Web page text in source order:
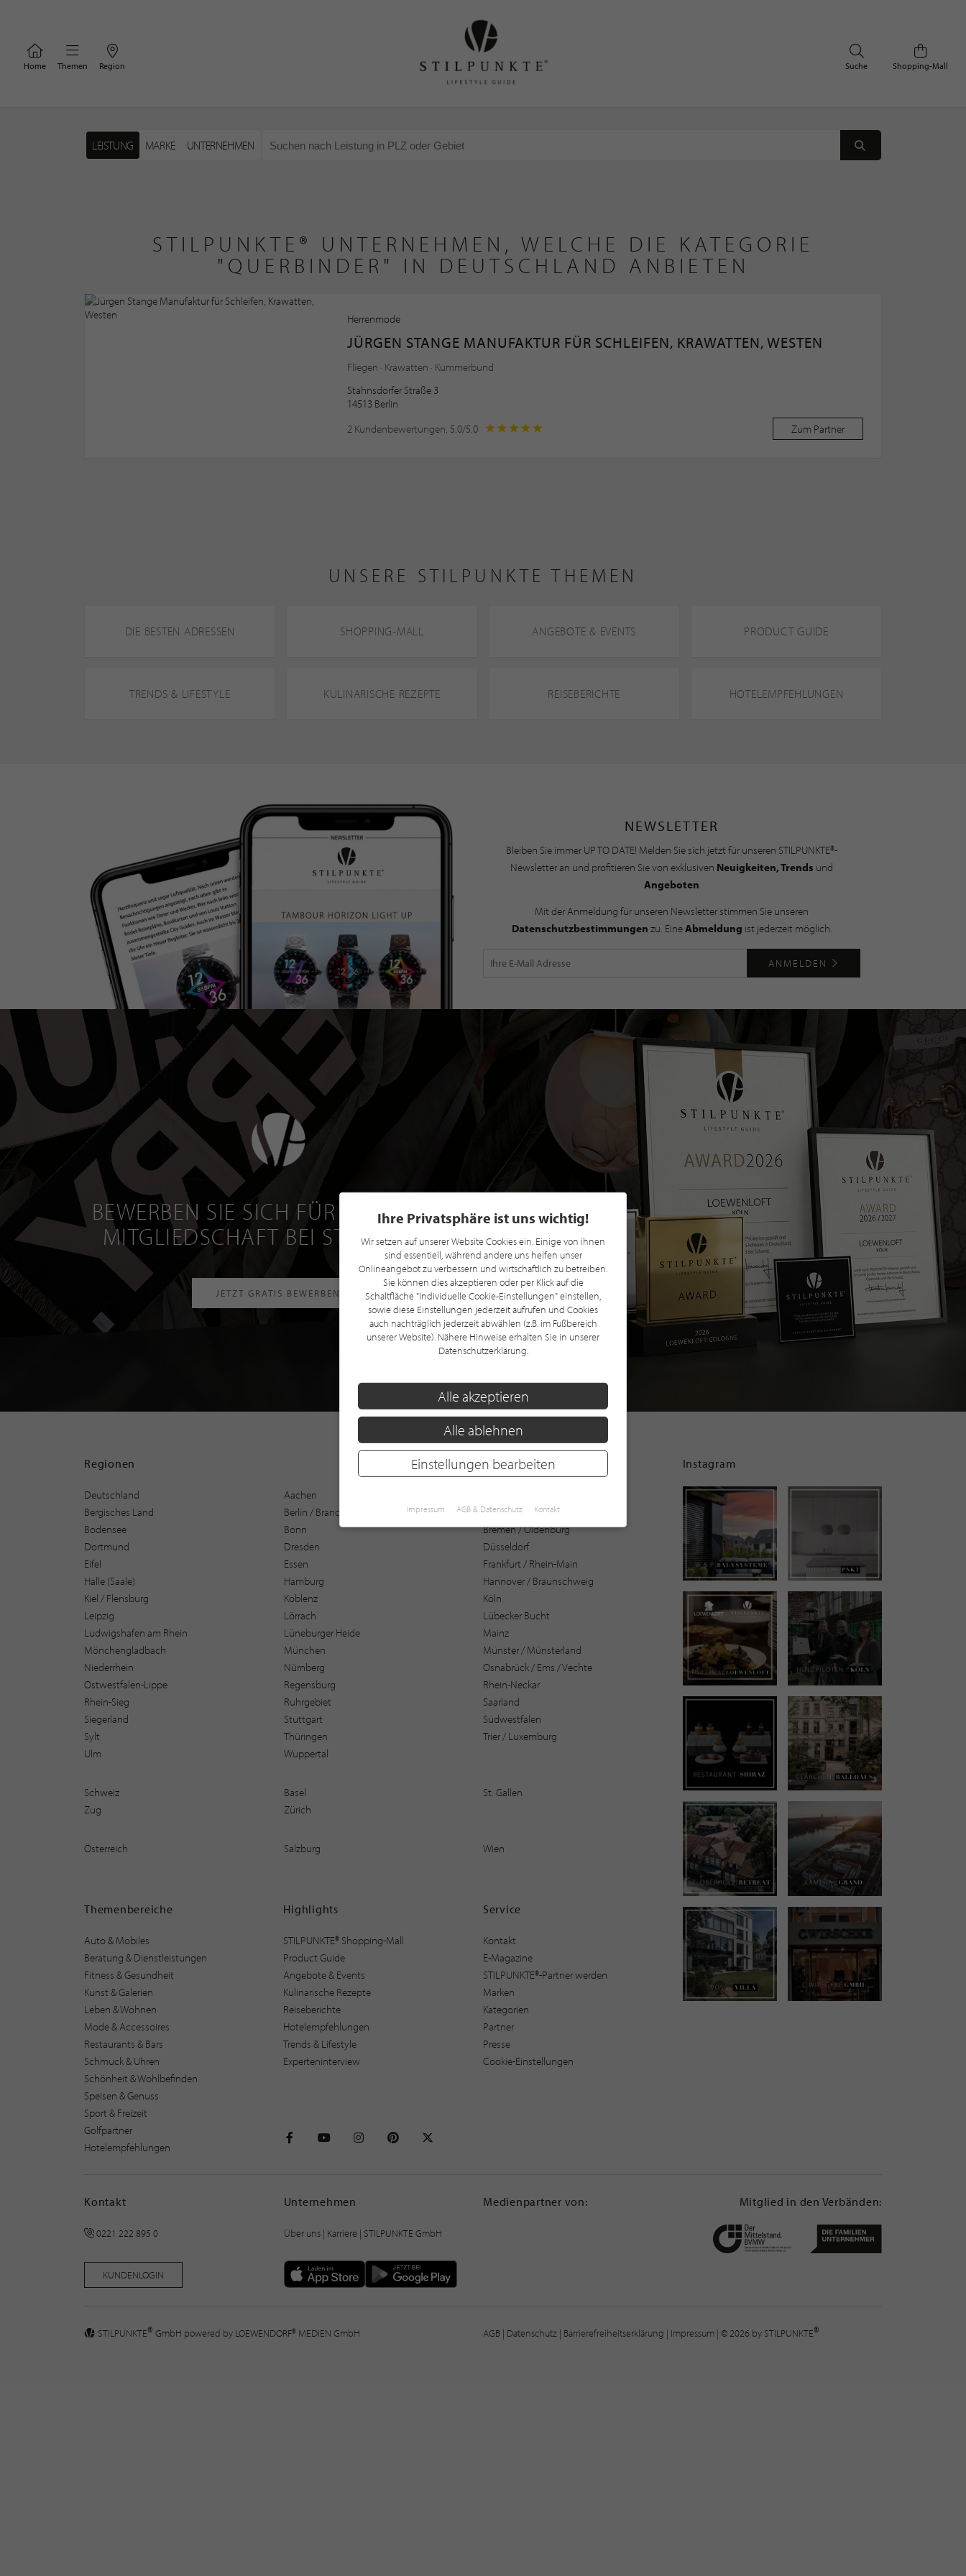
Home Themen Region Shopping-Mall
Suche
LEISTUNG MARKE UNTERNEHMEN
STILPUNKTE® UNTERNEHMEN, WELCHE DIE KATEGORIE
"QUERBINDER" IN DEUTSCHLAND ANBIETEN
Herrenmode
JÜRGEN STANGE MANUFAKTUR FÜR SCHLEIFEN, KRAWATTEN, WESTEN
Fliegen · Krawatten · Kummerbund
Stahnsdorfer Straße 3
14513 Berlin
2 Kundenbewertungen, 5.0/5.0
Zum Partner
UNSERE STILPUNKTE THEMEN
DIE BESTEN ADRESSEN SHOPPING-MALL ANGEBOTE & EVENTS PRODUCT GUIDE
TRENDS & LIFESTYLE KULINARISCHE REZEPTE REISEBERICHTE HOTELEMPFEHLUNGEN
NEWSLETTER
Bleiben Sie immer UP TO DATE! Melden Sie sich jetzt für unseren STILPUNKTE®-
Newsletter an und profitieren Sie von exklusiven Neuigkeiten, Trends und
Angeboten
Mit der Anmeldung für unseren Newsletter stimmen Sie unseren
Datenschutzbestimmungen zu. EineAbmeldung ist jederzeit möglich.
ANMELDEN
BEWERBEN SIE SICH FÜR EINE GRATIS
MITGLIEDSCHAFT BEI STILPUNKTE®
JETZT GRATIS BEWERBEN
Regionen
Deutschland Aachen
Bergisches Land
Berlin / Brandenburg
Bochum
Bodensee
Bonn
Bremen / Oldenburg
Dortmund
Dresden
Düsseldorf
Eifel
Essen
Frankfurt / Rhein-Main
Halle (Saale)
Hamburg
Hannover / Braunschweig
Kiel / Flensburg
Koblenz
Köln
Leipzig
Lörrach
Lübecker Bucht
Ludwigshafen am Rhein
Lüneburger Heide
Mainz
Mönchengladbach
München
Münster / Münsterland
Niederrhein
Nürnberg
Osnabrück / Ems / Vechte
Ostwestfalen-Lippe
Regensburg
Rhein-Neckar
Rhein-Sieg
Ruhrgebiet
Saarland
Siegerland
Stuttgart
Südwestfalen
Sylt
Thüringen
Trier / Luxemburg
Ulm
Wuppertal
Schweiz Basel
St. Gallen
Zug
Zürich
Österreich Salzburg Wien
Themenbereiche
Auto & Mobiles
Beratung & Dienstleistungen
Fitness & Gesundheit
Kunst & Galerien
Leben & Wohnen
Mode & Accessoires
Restaurants & Bars
Schmuck & Uhren
Schönheit & Wohlbefinden
Speisen & Genuss
Sport & Freizeit
Golfpartner
Hotelempfehlungen
Highlights
STILPUNKTE® Shopping-Mall
Product Guide
Angebote & Events
Kulinarische Rezepte
Reiseberichte
Hotelempfehlungen
Trends & Lifestyle
Experteninterview
Service
Kontakt
E-Magazine
STILPUNKTE®-Partner werden
Marken
Kategorien
Partner
Presse
Cookie-Einstellungen
Instagram
Kontakt
0221 222 895 0
KUNDENLOGIN
Unternehmen
Über uns| Karriere | STILPUNKTE GmbH
Medienpartner von: Mitglied in den Verbänden:
STILPUNKTE® GmbH powered by LOEWENDORF® MEDIEN GmbH AGB | Datenschutz | Barrierefreiheitserklärung | Impressum | © 2026 by STILPUNKTE®
Ihre Privatsphäre ist uns wichtig!
Wir setzen auf unserer Website Cookies ein. Einige von ihnen
sind essentiell, während andere uns helfen unser
Onlineangebot zu verbessern und wirtschaftlich zu betreiben.
Sie können dies akzeptieren oder per Klick auf die
Schaltfläche "Individuelle Cookie-Einstellungen" einstellen,
sowie diese Einstellungen jederzeit aufrufen und Cookies
auch nachträglich jederzeit abwählen (z.B. im Fußbereich
unserer Website). Nähere Hinweise erhalten Sie in unserer
Datenschutzerklärung.
Alle akzeptieren
Alle ablehnen
Einstellungen bearbeiten
Impressum AGB & Datenschutz Kontakt